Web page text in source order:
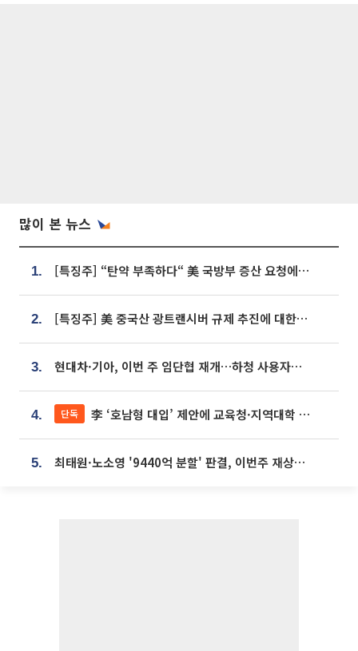
많이 본 뉴스
1. [특징주] “탄약 부족하다“ 美 국방부 증산 요청에⋯국내 방산주 급등세
2. [특징주] 美 중국산 광트랜시버 규제 추진에 대한광통신 등 광통신株 강세
3. 현대차·기아, 이번 주 임단협 재개…하청 사용자성 재심도 ‘변수’
4. 단독 李 ‘호남형 대입’ 제안에 교육청·지역대학 서·논술형 입시 연계 '착수'
5. 최태원·노소영 '9440억 분할' 판결, 이번주 재상고 여부 주목